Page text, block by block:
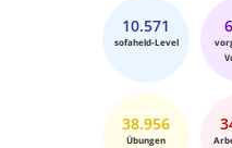
10.571
sofaheld-Level
38.956
Übungen